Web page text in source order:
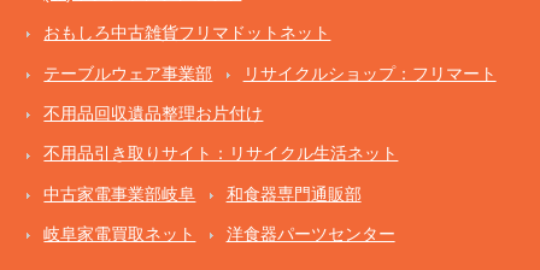
おもしろ中古雑貨フリマドットネット
テーブルウェア事業部 リサイクルショップ：フリマート
不用品回収遺品整理お片付け
不用品引き取りサイト：リサイクル生活ネット
中古家電事業部岐阜 和食器専門通販部
岐阜家電買取ネット 洋食器パーツセンター